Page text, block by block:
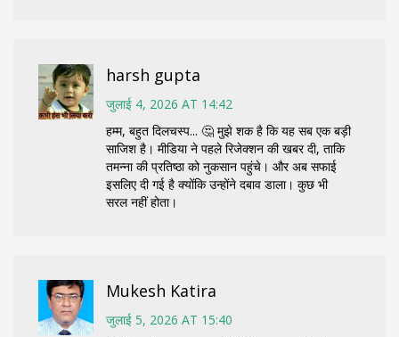
harsh gupta
जुलाई 4, 2026 AT 14:42
हम्म, बहुत दिलचस्प... 🤔 मुझे शक है कि यह सब एक बड़ी
साजिश है। मीडिया ने पहले रिजेक्शन की खबर दी, ताकि
तमन्ना की प्रतिष्ठा को नुकसान पहुंचे। और अब सफाई
इसलिए दी गई है क्योंकि उन्होंने दबाव डाला। कुछ भी
सरल नहीं होता।
Mukesh Katira
जुलाई 5, 2026 AT 15:40